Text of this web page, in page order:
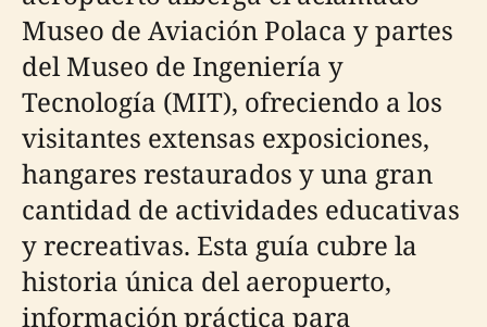
Museo de Aviación Polaca y partes
del Museo de Ingeniería y
Tecnología (MIT), ofreciendo a los
visitantes extensas exposiciones,
hangares restaurados y una gran
cantidad de actividades educativas
y recreativas. Esta guía cubre la
historia única del aeropuerto,
información práctica para